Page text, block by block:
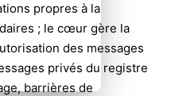
propres à la
; le cœur gère la
des messages
privés du registre
barrières de